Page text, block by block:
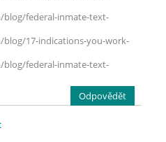
federal-inmate-text-
17-indications-you-work-
federal-inmate-text-
Odpovědět